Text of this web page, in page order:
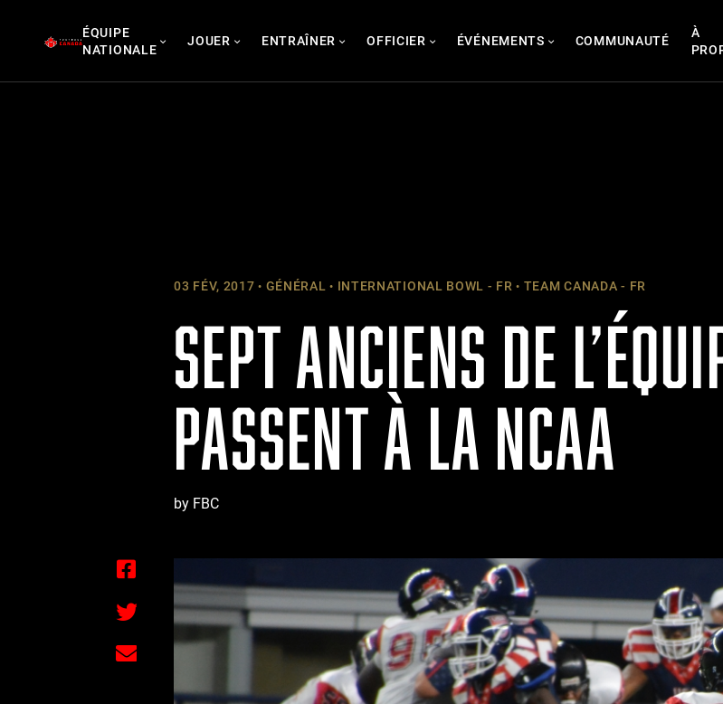
ÉQUIPE
NATIONALE
JOUER ENTRAÎNER OFFICIER ÉVÉNEMENTS COMMUNAUTÉ
À
03 FÉV, 2017 GÉNÉRAL INTERNATIONAL BOWL - FR TEAM CANADA - FR
SEPT ANCIENS DE
PASSENT À LA NCAA
by FBC